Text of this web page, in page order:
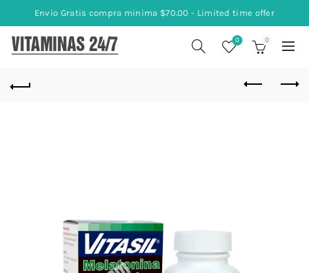
Envio Gratis compra minima $70.00 - Limited time offer
0 0